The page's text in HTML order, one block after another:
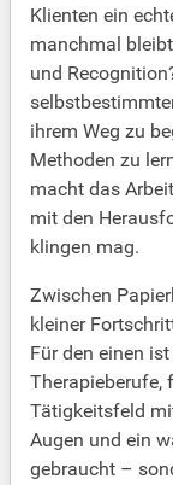
Klienten ein
manchmal
und
ihrem Weg zu
Methoden zu
macht das
mit den
klingen mag.
Zwischen
kleiner
Für den einen
Therapieberufe,
Tätigkeitsfeld
Augen und ein
gebraucht –